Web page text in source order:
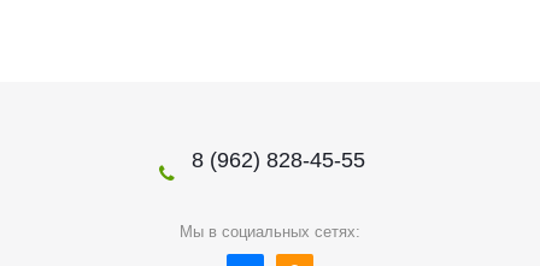
8 (962) 828-45-55
Мы в социальных сетях: